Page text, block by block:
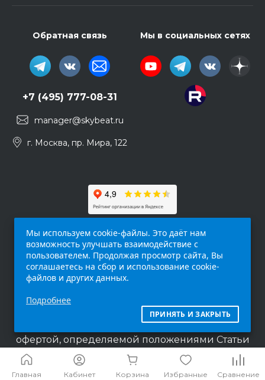
Главная Кабинет Корзина Избранные Сравнение
Обратная связь
+7 (495) 777-08-31
manager@skybeat.ru
г. Москва, пр. Мира, 122
Мы в социальных сетях
интернет-сайт (
исключительно информационный характер и
ни при каких условиях не является публичной
офертой, определяемой положениями Статьи
437 п.2 Гражданского кодекса Российской
Федерации.
Мы используем cookie-файлы. Это даёт нам
возможность улучшать взаимодействие с
пользователем. Продолжая просмотр сайта, Вы
соглашаетесь на сбор и использование cookie-
файлов и других данных.
Подробнее
ПРИНЯТЬ И ЗАКРЫТЬ